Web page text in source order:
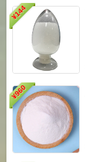
¥
144
¥
960